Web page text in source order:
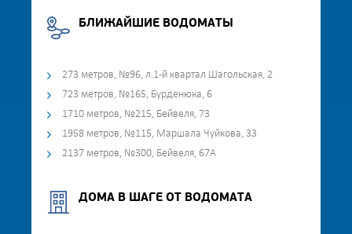
БЛИЖАЙШИЕ ВОДОМАТЫ
273 метров, №96, л.1-й квартал Шагольская, 2
723 метров, №165, Бурденюка, 6
1710 метров, №215, Бейвеля, 73
1958 метров, №115, Маршала Чуйкова, 33
2137 метров, №300, Бейвеля, 67А
ДОМА В ШАГЕ ОТ ВОДОМАТА